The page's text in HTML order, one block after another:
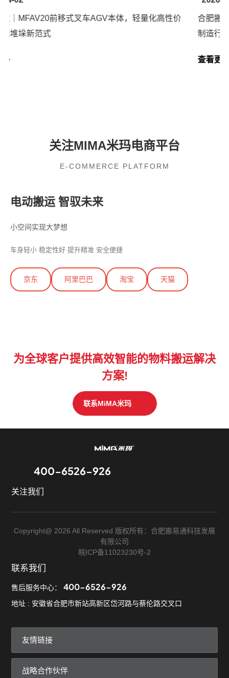
新品首发｜MFAV20前移式叉车AGV本体，轻量化高性价
比，解锁堆垛新范式
查看更多
关注MIMA米玛电商平台
E-COMMERCE PLATFORM
电动搬运 智驭未来
小空间实现大梦想
车身轻小 稳定性好 提升精准 安全便捷
京东 阿里巴巴 淘宝 天猫
为全球客户提供高效智能的物料搬运解决
方案!
联系MiMA米玛
400-6526-926
关注我们
Copyright@ 2026 All Reserved 版权所有：合肥搬易通科技发展
有限公司
皖ICP备11023230号-2
联系我们
售后服务中心：400-6526-926
地址 : 安徽省合肥市新站高新区岱河路与蔡伦路交叉口
友情链接
战略合作伙伴